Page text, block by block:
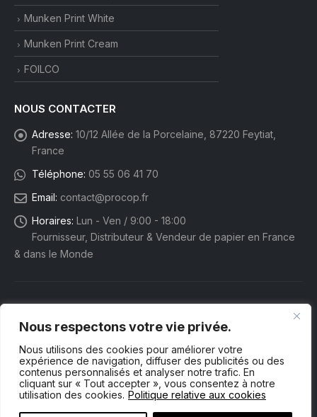
Nous respectons votre vie privée.
Nous utilisons des cookies pour améliorer votre
expérience de navigation, diffuser des publicités ou des
contenus personnalisés et analyser notre trafic. En
cliquant sur « Tout accepter », vous consentez à notre
utilisation des cookies. Politique relative aux cookies
Munken Print White
Munken Print Cream
FOILCO
NOUS CONTACTER
Adresse: 10/12 Allée de la Porcelaine, 87220 Feytiat,
France
Téléphone: 05 55 06 41 70
Email: contact@procop.fr
Horaires: Lun - Ven / 9:00 - 18:00
Fournisseur, Distributeur & Vendeur de papier en France
& dans le Monde
Procop eShop. © 2025 Tous droits réservés.